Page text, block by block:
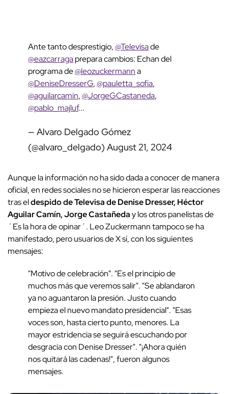
Ante tanto desprestigio,@Televisade
@eazcarragaprepara cambios: Echan del
programa de@leozuckermanna
@DeniseDresserG,@pauletta_sofia,
@aguilarcamin,@JorgeGCastaneda,
@pablo_majluf...
— Alvaro Delgado Gómez
(@alvaro_delgado) August 21, 2024
Aunque la información no ha sido dada a conocer de manera
oficial, en redes sociales no se hicieron esperar las reacciones
tras eldespido de Televisa de Denise Dresser, Héctor
Aguilar Camín, Jorge Castañeday los otros panelistas de
´Es la hora de opinar´. Leo Zuckermann tampoco se ha
manifestado, pero usuarios de X sí, con los siguientes
mensajes:
"Motivo de celebración". "Es el principio de
muchos más que veremos salir". "Se ablandaron
ya no aguantaron la presión. Justo cuando
empieza el nuevo mandato presidencial". "Esas
voces son, hasta cierto punto, menores. La
mayor estridencia se seguirá escuchando por
desgracia con Denise Dresser". "¡Ahora quién
nos quitará las cadenas!", fueron algunos
mensajes.